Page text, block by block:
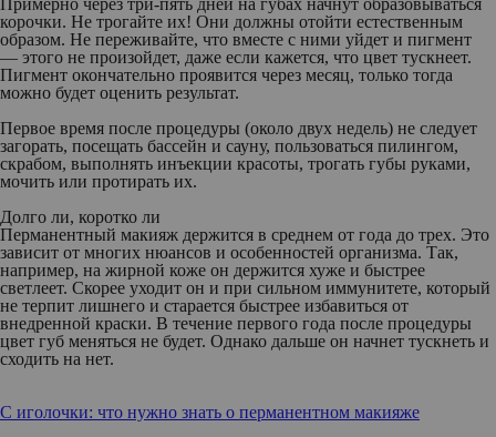
Примерно через три-пять дней на губах начнут образовываться
корочки. Не трогайте их! Они должны отойти естественным
образом. Не переживайте, что вместе с ними уйдет и пигмент
— этого не произойдет, даже если кажется, что цвет тускнеет.
Пигмент окончательно проявится через месяц, только тогда
можно будет оценить результат.
Первое время после процедуры (около двух недель) не следует
загорать, посещать бассейн и сауну, пользоваться пилингом,
скрабом, выполнять инъекции красоты, трогать губы руками,
мочить или протирать их.
Долго ли, коротко ли
Перманентный макияж держится в среднем от года до трех. Это
зависит от многих нюансов и особенностей организма. Так,
например, на жирной коже он держится хуже и быстрее
светлеет. Скорее уходит он и при сильном иммунитете, который
не терпит лишнего и старается быстрее избавиться от
внедренной краски. В течение первого года после процедуры
цвет губ меняться не будет. Однако дальше он начнет тускнеть и
сходить на нет.
С иголочки: что нужно знать о перманентном макияже